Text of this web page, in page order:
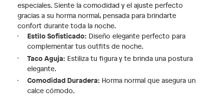
especiales. Siente la comodidad y el ajuste perfecto
gracias a su horma normal, pensada para brindarte
confort durante toda la noche.
Estilo Sofisticado: Diseño elegante perfecto para
complementar tus outfits de noche.
Taco Aguja: Estiliza tu figura y te brinda una postura
elegante.
Comodidad Duradera: Horma normal que asegura un
calce cómodo.